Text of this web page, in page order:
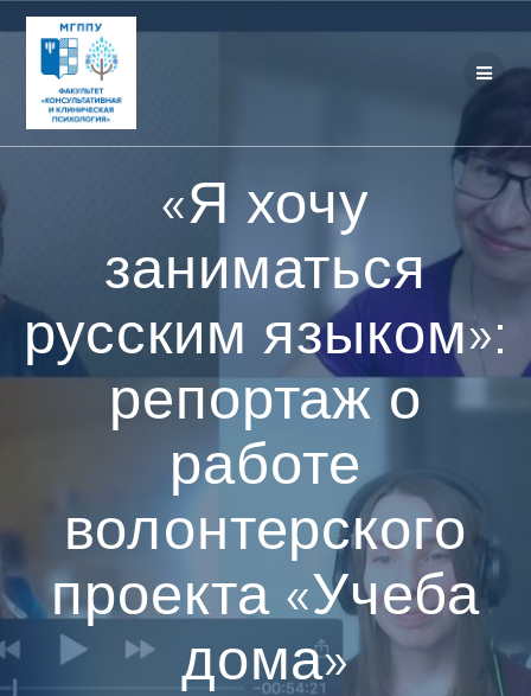
к
«Я хочу
заниматься
русским языком»:
репортаж о
работе
волонтерского
проекта «Учеба
дома»